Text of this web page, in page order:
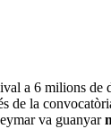
a 6 milions de
de la
va guanyar